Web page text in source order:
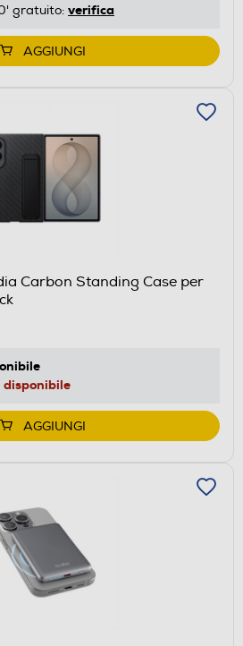
gratuito: verifica
AGGIUNGI
Carbon Standing Case per
disponibile
AGGIUNGI